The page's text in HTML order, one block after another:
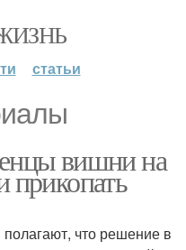
статьи
вишни на
прикопать
что решение в